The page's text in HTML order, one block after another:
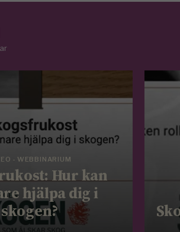
- WEBBINARIUM
Hur kan
hjälpa dig i
skogen?